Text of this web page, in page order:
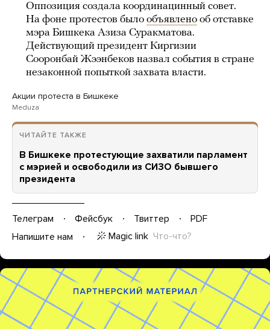
Оппозиция создала координацинный совет.
На фоне протестов было объявлено об отставке
мэра Бишкека Азиза Суракматова.
Действующий президент Киргизии
Сооронбай Жээнбеков назвал события в стране
незаконной попыткой захвата власти.
Акции протеста в Бишкеке
Meduza
ЧИТАЙТЕ ТАКЖЕ
В Бишкеке протестующие захватили парламент
с мэрией и освободили из СИЗО бывшего
президента
Телеграм Фейсбук Твиттер
PDF
Напишите нам
Magic link Что-что?